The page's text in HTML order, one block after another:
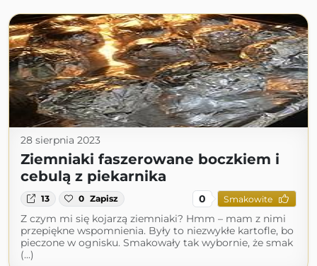
28 sierpnia 2023
Ziemniaki faszerowane boczkiem i
cebulą z piekarnika
13 0 Zapisz 0 Smakowite
Z czym mi się kojarzą ziemniaki? Hmm – mam z nimi
przepiękne wspomnienia. Były to niezwykłe kartofle, bo
pieczone w ognisku. Smakowały tak wybornie, że smak
(...)